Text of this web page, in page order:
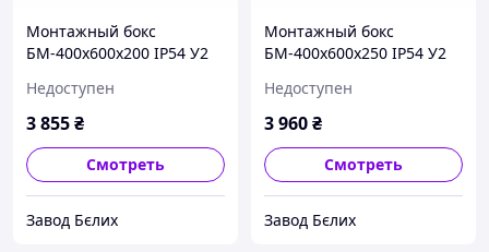
Монтажный бокс
БМ-400х600х200 IP54 У2
Недоступен
3 855₴
Смотреть
Завод Бєлих
Монтажный бокс
БМ-400х600х250 IP54 У2
Недоступен
3 960₴
Смотреть
Завод Бєлих